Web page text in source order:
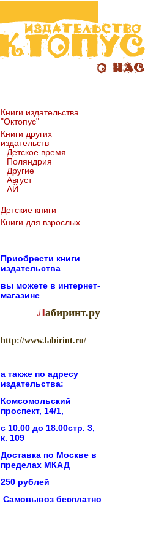
Книги издательства
"Октопус"
Книги других
издательств
Детское время
Поляндрия
Другие
Август
АЙ
Детские книги
Книги для взрослых
Приобрести книги
издательства
вы можете в интернет-
магазине
Лабиринт.ру
http://www.labirint.ru/
а также по адресу
издательства:
Комсомольский
проспект, 14/1,
с 10.00 до 18.00стр. 3,
к. 109
Доставка по Москве в
пределах МКАД
250 рублей
Самовывоз бесплатно